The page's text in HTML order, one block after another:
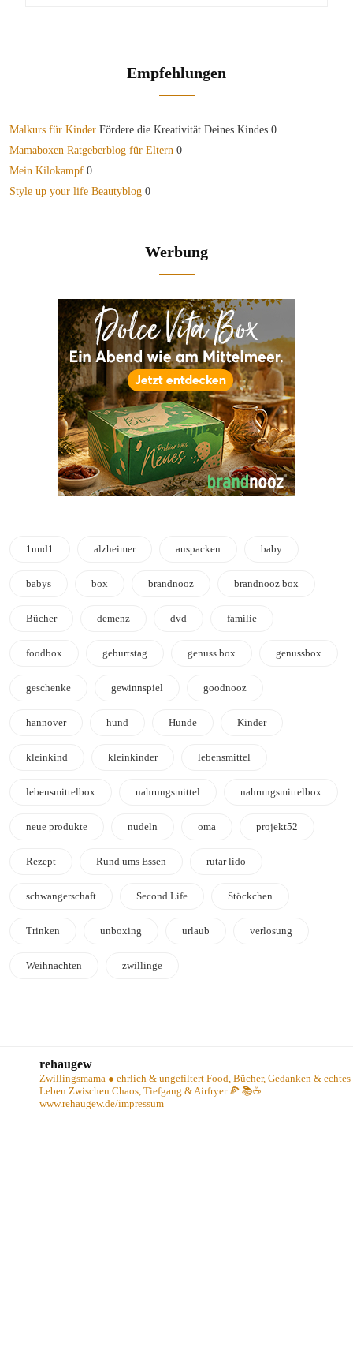
Empfehlungen
Malkurs für Kinder Fördere die Kreativität Deines Kindes 0
Mamaboxen Ratgeberblog für Eltern 0
Mein Kilokampf 0
Style up your life Beautyblog 0
Werbung
1und1 alzheimer auspacken baby
babys box brandnooz brandnooz box
Bücher demenz dvd familie
foodbox geburtstag genuss box genussbox
geschenke gewinnspiel goodnooz
hannover hund Hunde Kinder
kleinkind kleinkinder lebensmittel
lebensmittelbox nahrungsmittel nahrungsmittelbox
neue produkte nudeln oma projekt52
Rezept Rund ums Essen rutar lido
schwangerschaft Second Life Stöckchen
Trinken unboxing urlaub verlosung
Weihnachten zwillinge
rehaugew
Zwillingsmama ● ehrlich & ungefiltert Food, Bücher, Gedanken & echtes
Leben Zwischen Chaos, Tiefgang & Airfryer 🍕 📚☕️
www.rehaugew.de/impressum